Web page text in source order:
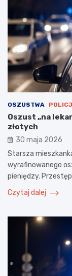
OSZUSTWA
Oszust „na
złotych
30 maja 2026
Starsza
wyrafinowanego
pieniędzy.
Czytaj dalej